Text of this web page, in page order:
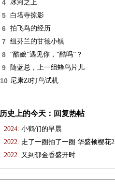
4 冰河之上
5 白塔寺掠影
6 拍飞鸟的经历
7 纽芬兰的甘德小镇
8 “酷嬷”遇见你，“酷吗”？
9 随蓝总，上一组蜂鸟片儿
10 尼康Z8打鸟试机
历史上的今天：回复热帖
2024: 小鹤们的早晨
2022: 走了一圈拍了一圈 华盛顿樱花2
2022: 又到郁金香盛开时